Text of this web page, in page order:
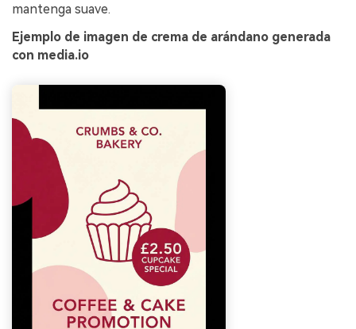
mantenga suave.
Ejemplo de imagen de crema de arándano generada
con media.io